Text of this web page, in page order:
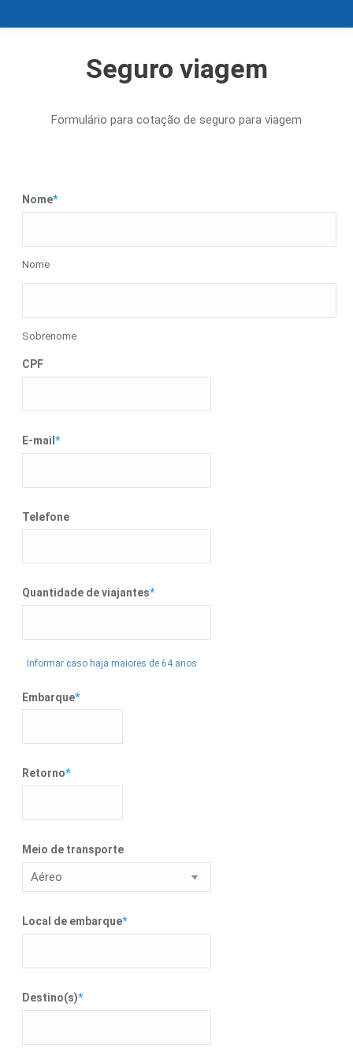
Seguro viagem
Formulário para cotação de seguro para viagem
Nome*
Nome
Sobrenome
CPF
E-mail*
Telefone
Quantidade de viajantes*
Informar caso haja maiores de 64 anos
Embarque*
de
dataDD
barra
Retorno*
de
dataDD
barra
MM
barra
Meio de transporte
Local de embarque*
Destino(s)*